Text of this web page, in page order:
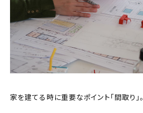
新着記事
人気の記事
おすすめの記事
コラム
家を建てる時に重要なポイント「間取り」。